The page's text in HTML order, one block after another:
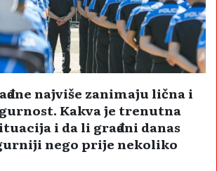
najviše zanimaju lična i
Kakva je trenutna
i da li građani danas
nego prije nekoliko